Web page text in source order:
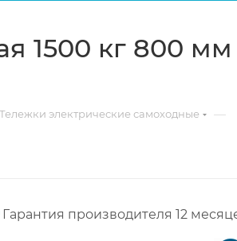
1500 кг 800 мм
Тележки электрические самоходные —
Гарантия производителя 12